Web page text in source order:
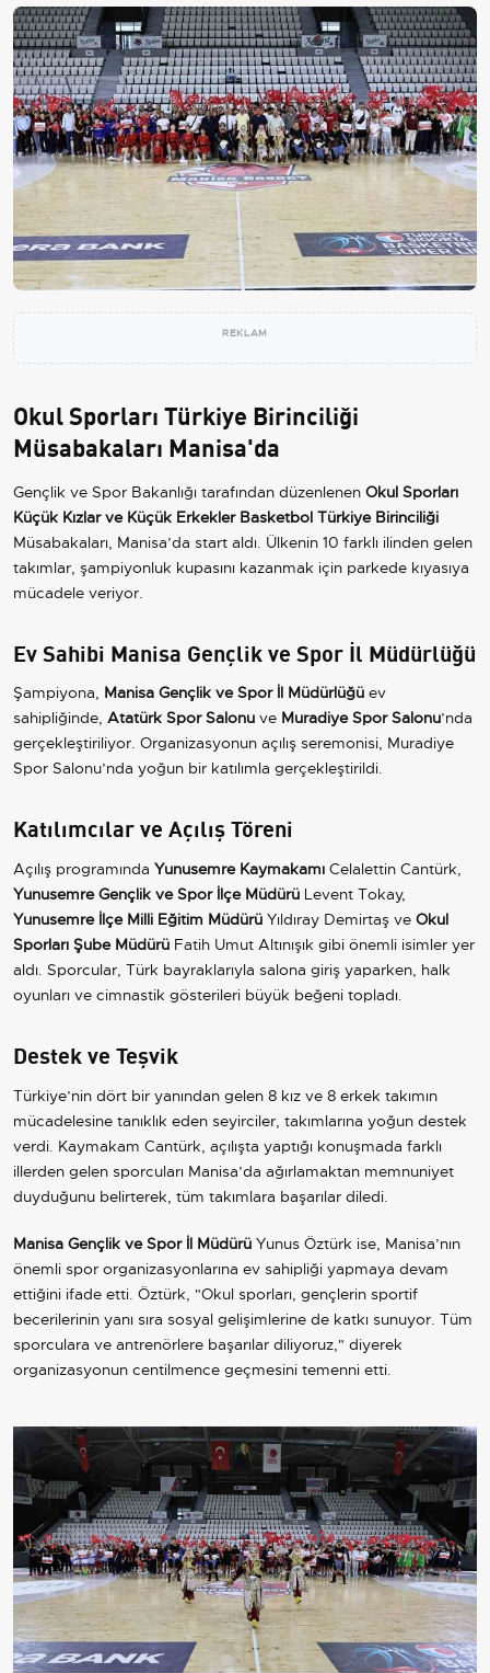
REKLAM
Okul Sporları Türkiye Birinciliği
Müsabakaları Manisa'da
Gençlik ve Spor Bakanlığı tarafından düzenlenen Okul Sporları
Küçük Kızlar ve Küçük Erkekler Basketbol Türkiye Birinciliği
Müsabakaları, Manisa’da start aldı. Ülkenin 10 farklı ilinden gelen
takımlar, şampiyonluk kupasını kazanmak için parkede kıyasıya
mücadele veriyor.
Ev Sahibi Manisa Gençlik ve Spor İl Müdürlüğü
Şampiyona, Manisa Gençlik ve Spor İl Müdürlüğü ev
sahipliğinde, Atatürk Spor Salonu ve Muradiye Spor Salonu’nda
gerçekleştiriliyor. Organizasyonun açılış seremonisi, Muradiye
Spor Salonu’nda yoğun bir katılımla gerçekleştirildi.
Katılımcılar ve Açılış Töreni
Açılış programında Yunusemre Kaymakamı Celalettin Cantürk,
Yunusemre Gençlik ve Spor İlçe Müdürü Levent Tokay,
Yunusemre İlçe Milli Eğitim Müdürü Yıldıray Demirtaş ve Okul
Sporları Şube Müdürü Fatih Umut Altınışık gibi önemli isimler yer
aldı. Sporcular, Türk bayraklarıyla salona giriş yaparken, halk
oyunları ve cimnastik gösterileri büyük beğeni topladı.
Destek ve Teşvik
Türkiye’nin dört bir yanından gelen 8 kız ve 8 erkek takımın
mücadelesine tanıklık eden seyirciler, takımlarına yoğun destek
verdi. Kaymakam Cantürk, açılışta yaptığı konuşmada farklı
illerden gelen sporcuları Manisa’da ağırlamaktan memnuniyet
duyduğunu belirterek, tüm takımlara başarılar diledi.
Manisa Gençlik ve Spor İl Müdürü Yunus Öztürk ise, Manisa’nın
önemli spor organizasyonlarına ev sahipliği yapmaya devam
ettiğini ifade etti. Öztürk, "Okul sporları, gençlerin sportif
becerilerinin yanı sıra sosyal gelişimlerine de katkı sunuyor. Tüm
sporculara ve antrenörlere başarılar diliyoruz," diyerek
organizasyonun centilmence geçmesini temenni etti.